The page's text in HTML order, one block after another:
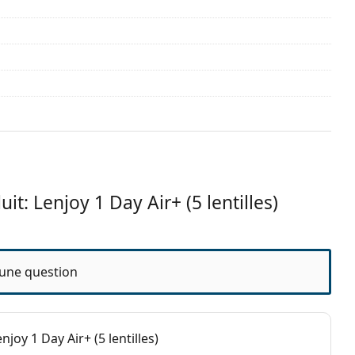
Air+ sont une alternative possible
Lenjoy 1 Day Air+ (5 lentilles)
question
1 Day Air+ (5 lentilles)